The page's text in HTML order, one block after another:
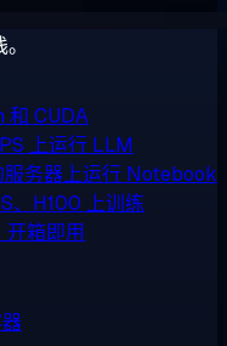
和 CUDA
上运行 LLM
服务器上运行 Notebook
、H100 上训练
箱即用